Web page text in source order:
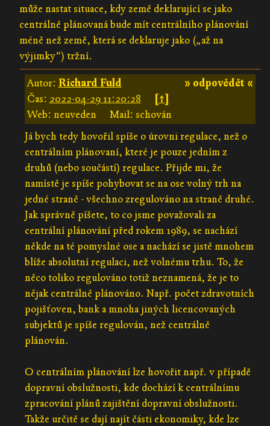
může nastat situace, kdy země deklarující se jako
centrálně plánovaná bude mít centrálního plánování
méně než země, která se deklaruje jako („až na
výjimky“) tržní.
» odpovědět «
Autor: Richard Fuld
Čas: 2022-04-29 11:20:28
[↑]
Web: neuveden
Mail: schován
Já bych tedy hovořil spíše o úrovni regulace, než o
centrálním plánovaní, které je pouze jedním z
druhů (nebo součástí) regulace. Přijde mi, že
namístě je spíše pohybovat se na ose volný trh na
jedné straně - všechno zregulováno na straně druhé.
Jak správně píšete, to co jsme považovali za
centrální plánování před rokem 1989, se nachází
někde na té pomyslné ose a nachází se jistě mnohem
blíže absolutní regulaci, než volnému trhu. To, že
něco toliko regulováno totiž neznamená, že je to
nějak centrálně plánováno. Např. počet zdravotních
pojišťoven, bank a mnoha jiných licencovaných
subjektů je spíše regulován, než centrálně
plánován.
O centrálním plánování lze hovořit např. v případě
dopravní obslužnosti, kde dochází k centrálnímu
zpracování plánů zajištění dopravní obslužnosti.
Takže určitě se dají najít části ekonomiky, kde lze